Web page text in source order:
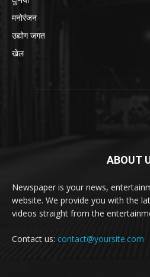
मनोरंजन
उद्योग जगत
खेल
ABOUT
Newspaper is your news,
website. We provide you with the
videos straight from the
Contact us: contact@yoursite.com